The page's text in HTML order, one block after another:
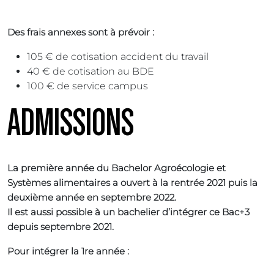
Des frais annexes sont à prévoir :
105 € de cotisation accident du travail
40 € de cotisation au BDE
100 € de service campus
ADMISSIONS
La première année du Bachelor Agroécologie et
Systèmes alimentaires a ouvert à la rentrée 2021 puis la
deuxième année en septembre 2022.
Il est aussi possible à un bachelier d’intégrer ce Bac+3
depuis septembre 2021.
Pour intégrer la 1re année :